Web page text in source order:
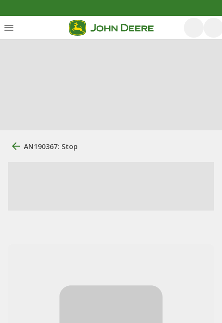
AN190367: Stop